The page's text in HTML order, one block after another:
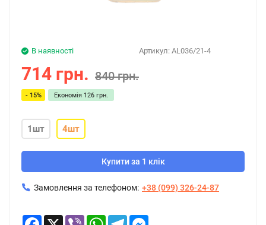
Артикул: AL036/21-4
В наявності
714 грн. 840 грн.
- 15% Економія 126 грн.
1шт 4шт
Купити за 1 клік
Замовлення за телефоном: +38 (099) 326-24-87
Facebook
X Viber WhatsApp
Telegram